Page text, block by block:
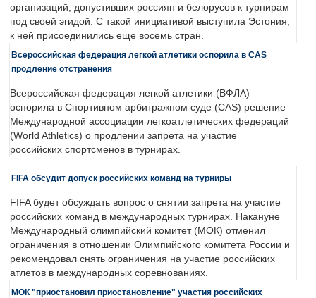
организаций, допустивших россиян и белорусов к турнирам
под своей эгидой. С такой инициативой выступила Эстония,
к ней присоединились еще восемь стран.
Всероссийская федерация легкой атлетики оспорила в CAS
продление отстранения
Всероссийская федерация легкой атлетики (ВФЛА)
оспорила в Спортивном арбитражном суде (CAS) решение
Международной ассоциации легкоатлетических федераций
(World Athletics) о продлении запрета на участие
российских спортсменов в турнирах.
FIFA обсудит допуск российских команд на турниры
FIFA будет обсуждать вопрос о снятии запрета на участие
российских команд в международных турнирах. Накануне
Международный олимпийский комитет (МОК) отменил
ограничения в отношении Олимпийского комитета России и
рекомендовал снять ограничения на участие российских
атлетов в международных соревнованиях.
МОК "приостановил приостановление" участия российских